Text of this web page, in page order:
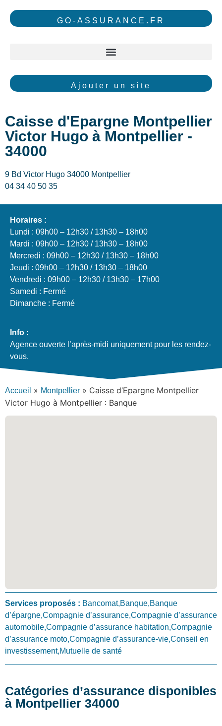
GO-ASSURANCE.FR
Ajouter un site
Caisse d'Epargne Montpellier
Victor Hugo à Montpellier -
34000
9 Bd Victor Hugo 34000 Montpellier
04 34 40 50 35
Horaires :
Lundi : 09h00 – 12h30 / 13h30 – 18h00
Mardi : 09h00 – 12h30 / 13h30 – 18h00
Mercredi : 09h00 – 12h30 / 13h30 – 18h00
Jeudi : 09h00 – 12h30 / 13h30 – 18h00
Vendredi : 09h00 – 12h30 / 13h30 – 17h00
Samedi : Fermé
Dimanche : Fermé
Info :
Agence ouverte l’après-midi uniquement pour les rendez-
vous.
Accueil » Montpellier » Caisse d’Epargne Montpellier
Victor Hugo à Montpellier : Banque
Services proposés : Bancomat,Banque,Banque
d’épargne,Compagnie d’assurance,Compagnie d’assurance
automobile,Compagnie d’assurance habitation,Compagnie
d’assurance moto,Compagnie d’assurance-vie,Conseil en
investissement,Mutuelle de santé
Catégories d’assurance disponibles
à Montpellier 34000